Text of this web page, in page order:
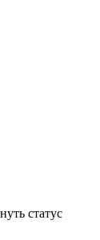
статус